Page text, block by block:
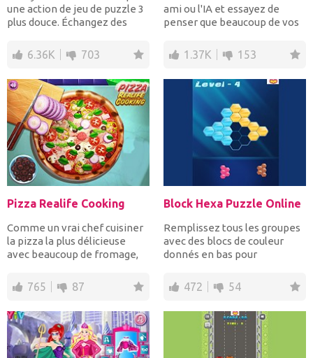
une action de jeu de puzzle 3
plus douce. Échangez des
6.36K 703
ami ou l'IA et essayez de
penser que beaucoup de vos
1.37K 153
Pizza Realife Cooking
Comme un vrai chef cuisiner
la pizza la plus délicieuse
avec beaucoup de fromage,
765 87
Block Hexa Puzzle Online
Remplissez tous les groupes
avec des blocs de couleur
donnés en bas pour
472 54